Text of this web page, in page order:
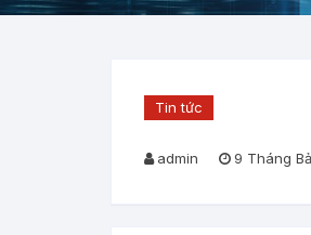
Tin tức
admin 9 Tháng